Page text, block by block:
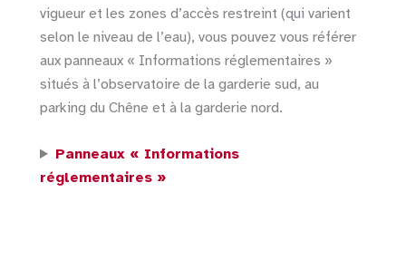
vigueur et les zones d’accès restreint (qui varient
selon le niveau de l’eau), vous pouvez vous référer
aux panneaux « Informations réglementaires »
situés à l’observatoire de la garderie sud, au
parking du Chêne et à la garderie nord.
Panneaux « Informations
réglementaires »